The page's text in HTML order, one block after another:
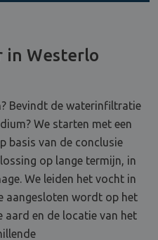
in Westerlo
Bevindt de waterinfiltratie
We starten met een
basis van de conclusie
op lange termijn, in
We leiden het vocht in
aangesloten wordt op het
aard en de locatie van het